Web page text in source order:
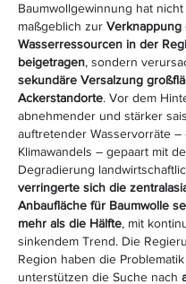
Baumwollgewinnung hat
maßgeblich zur Verknappung
Wasserressourcen in der
beigetragen, sondern
sekundäre Versalzung
Ackerstandorte. Vor dem
abnehmender und stärker
auftretender Wasservorräte –
Klimawandels – gepaart mit
Degradierung
verringerte sich die
Anbaufläche für Baumwolle
mehr als die Hälfte, mit
sinkendem Trend. Die
Region haben die
unterstützen die Suche nach